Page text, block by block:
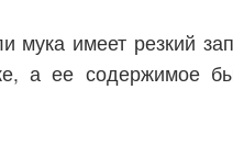
имеет резкий
а ее содержимое